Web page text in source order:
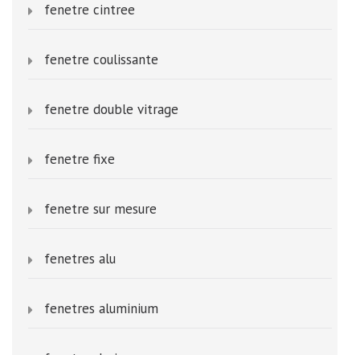
fenetre cintree
fenetre coulissante
fenetre double vitrage
fenetre fixe
fenetre sur mesure
fenetres alu
fenetres aluminium